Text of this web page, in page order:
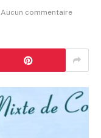
Aucun commentaire